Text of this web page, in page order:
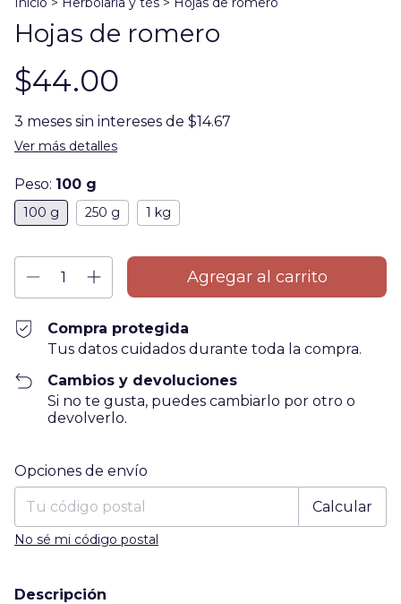
Hojas de romero
$44.00
3 meses sin intereses de $14.67
Ver más detalles
Peso: 100 g
100 g 250 g 1 kg
Compra protegida
Tus datos cuidados durante toda la compra.
Cambios y devoluciones
Si no te gusta, puedes cambiarlo por otro o
devolverlo.
Entregas para el CP:
Opciones de envío
Calcular
No sé mi código postal
Descripción